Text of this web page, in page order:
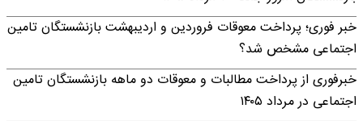
خبر فوری؛ پرداخت معوقات فروردین و اردیبهشت بازنشستگان تامین
اجتماعی مشخص شد؟
خبرفوری از پرداخت مطالبات و معوقات دو ماهه بازنشستگان تامین
اجتماعی در مرداد ۱۴۰۵